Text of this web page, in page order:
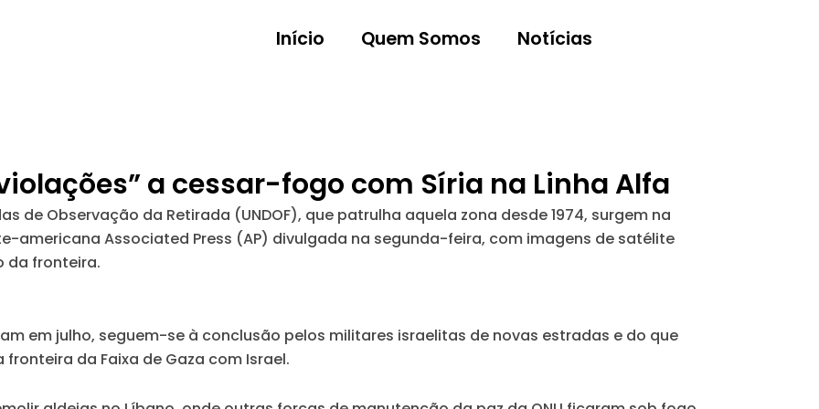
Início Quem Somos Notícias
a cessar-fogo com Síria na Linha Alfa
de Observação da Retirada (UNDOF), que patrulha aquela zona desde 1974, surgem na
americana Associated Press (AP) divulgada na segunda-feira, com imagens de satélite
da fronteira.
em julho, seguem-se à conclusão pelos militares israelitas de novas estradas e do que
da Faixa de Gaza com Israel.